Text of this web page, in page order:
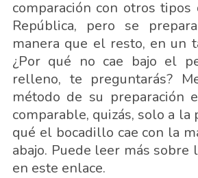
comparación con otros
República, pero se
manera que el resto, en un
¿Por qué no cae bajo el
relleno, te preguntarás?
método de su preparación
comparable, quizás, solo a
qué el bocadillo cae con la
abajo. Puede leer más sobre
en este enlace.